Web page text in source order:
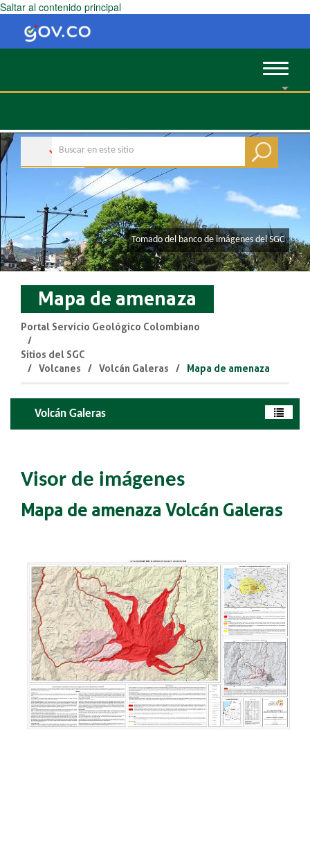
Saltar al contenido principal
Toggle
​​Tomado del banco de imágenes del SGC
Mapa de amenaza
Portal Servicio Geológico Colombiano
Sitios del SGC
Volcanes
Volcán Galeras Mapa de amenaza
Volcán Galeras
Visor de imágenes
Mapa de amenaza Volcán Galeras